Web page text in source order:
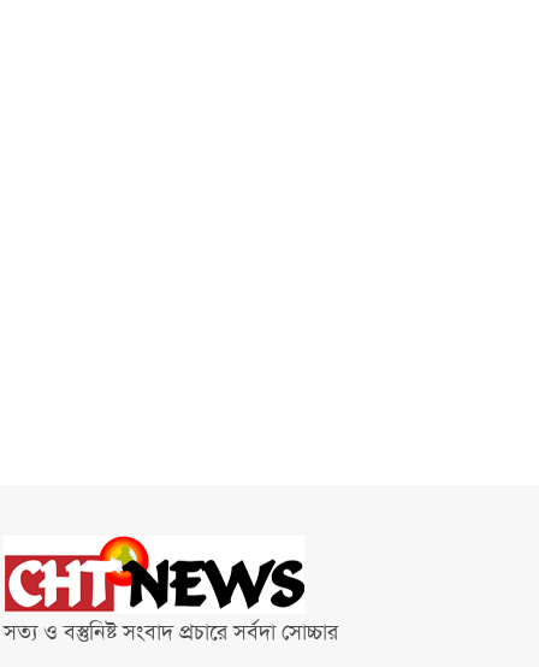
সত্য ও বস্তুনিষ্ট সংবাদ প্রচারে সর্বদা সোচ্চার